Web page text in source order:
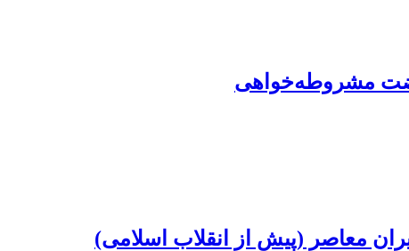
مشروطه‌خواهی
معاصر (پیش از انقلاب اسلامی)